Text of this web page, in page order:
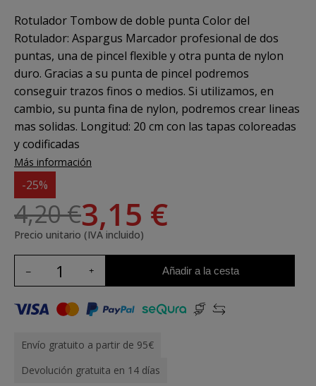
Rotulador Tombow de doble punta Color del
Rotulador: Aspargus Marcador profesional de dos
puntas, una de pincel flexible y otra punta de nylon
duro. Gracias a su punta de pincel podremos
conseguir trazos finos o medios. Si utilizamos, en
cambio, su punta fina de nylon, podremos crear lineas
mas solidas. Longitud: 20 cm con las tapas coloreadas
y codificadas
Más información
-25%
4,20 €3,15 €
Precio unitario (IVA incluido)
Añadir a la cesta
Envío gratuito a partir de 95€
Devolución gratuita en 14 días